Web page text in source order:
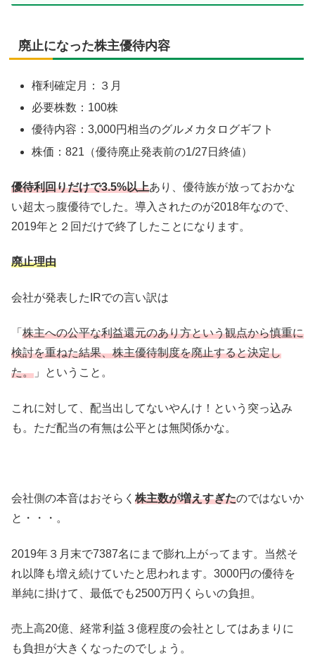
廃止になった株主優待内容
権利確定月：３月
必要株数：100株
優待内容：3,000円相当のグルメカタログギフト
株価：821（優待廃止発表前の1/27日終値）
優待利回りだけで3.5%以上あり、優待族が放っておかな
い超太っ腹優待でした。導入されたのが2018年なので、
2019年と２回だけで終了したことになります。
廃止理由
会社が発表したIRでの言い訳は
「 株主への公平な利益還元のあり方という観点から慎重に
検討を重ねた結果、株主優待制度を廃止すると決定し
た。 」ということ。
これに対して、配当出してないやんけ！という突っ込み
も。ただ配当の有無は公平とは無関係かな。
会社側の本音はおそらく 株主数が増えすぎたのではないか
と・・・。
2019年３月末で7387名にまで膨れ上がってます。当然そ
れ以降も増え続けていたと思われます。3000円の優待を
単純に掛けて、最低でも2500万円くらいの負担。
売上高20億、経常利益３億程度の会社としてはあまりに
も負担が大きくなったのでしょう。